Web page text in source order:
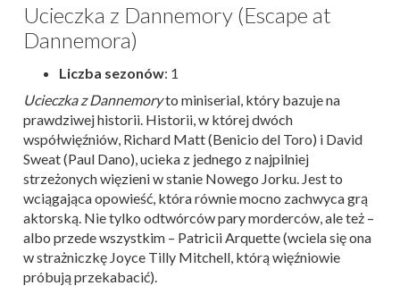
Ucieczka z Dannemory (Escape at
Dannemora)
Liczba sezonów: 1
Ucieczka z Dannemoryto miniserial, który bazuje na
prawdziwej historii. Historii, w której dwóch
współwięźniów, Richard Matt (Benicio del Toro) i David
Sweat (Paul Dano), ucieka z jednego z najpilniej
strzeżonych więzieni w stanie Nowego Jorku. Jest to
wciągająca opowieść, która równie mocno zachwyca grą
aktorską. Nie tylko odtwórców pary morderców, ale też –
albo przede wszystkim – Patricii Arquette (wciela się ona
w strażniczkę Joyce Tilly Mitchell, którą więźniowie
próbują przekabacić).